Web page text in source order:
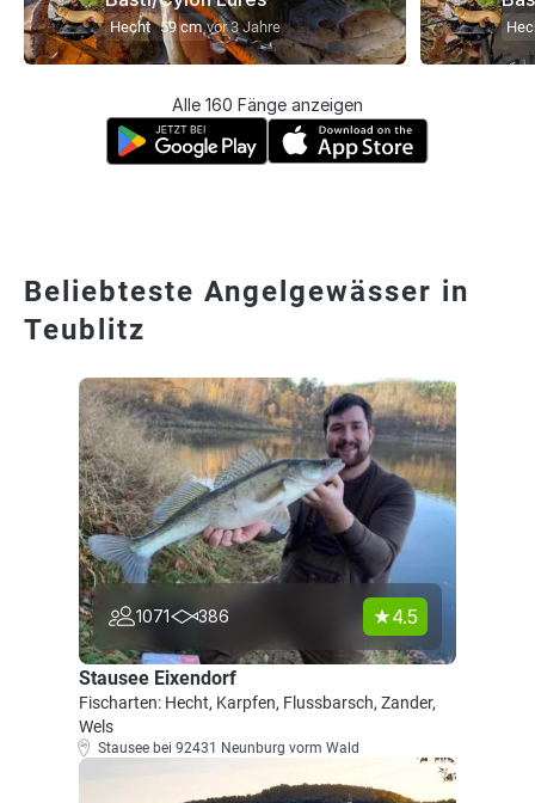
Hecht 59 cm vor 3 Jahre
Alle 160 Fänge anzeigen
Beliebteste Angelgewässer in
Teublitz
1071 386 4.5
Stausee Eixendorf
Fischarten: Hecht, Karpfen, Flussbarsch, Zander,
Wels
Stausee bei 92431 Neunburg vorm Wald